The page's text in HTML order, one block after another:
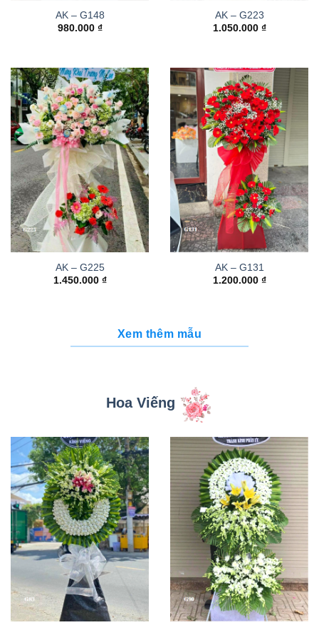
AK – G148
980.000 ₫
AK – G223
1.050.000 ₫
AK – G225
1.450.000 ₫
AK – G131
1.200.000 ₫
Xem thêm mẫu
Hoa Viếng